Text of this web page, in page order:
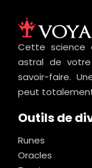
Cette science
astral de
savoir-faire.
peut totalement
Outils de
Runes
Oracles